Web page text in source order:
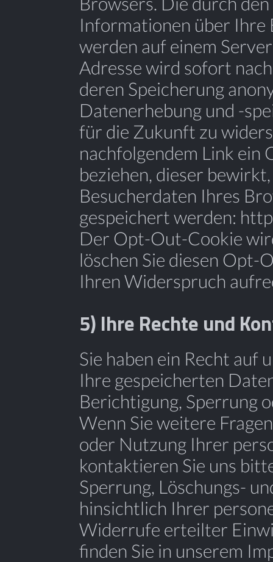
Informationen über Ihre
werden auf einem
Adresse wird sofort
deren Speicherung
Datenerhebung und -
für die Zukunft zu
nachfolgendem Link
beziehen, dieser
Besucherdaten Ihres
gespeichert werden:
Der Opt-Out-Cookie
löschen Sie diesen Opt-
Ihren Widerspruch
5) Ihre Rechte und
Sie haben ein Recht auf
Ihre gespeicherten
Berichtigung, Sperrung
Wenn Sie weitere
oder Nutzung Ihrer
kontaktieren Sie uns
Sperrung, Löschungs-
hinsichtlich Ihrer
Widerrufe erteilter
finden Sie in unserem